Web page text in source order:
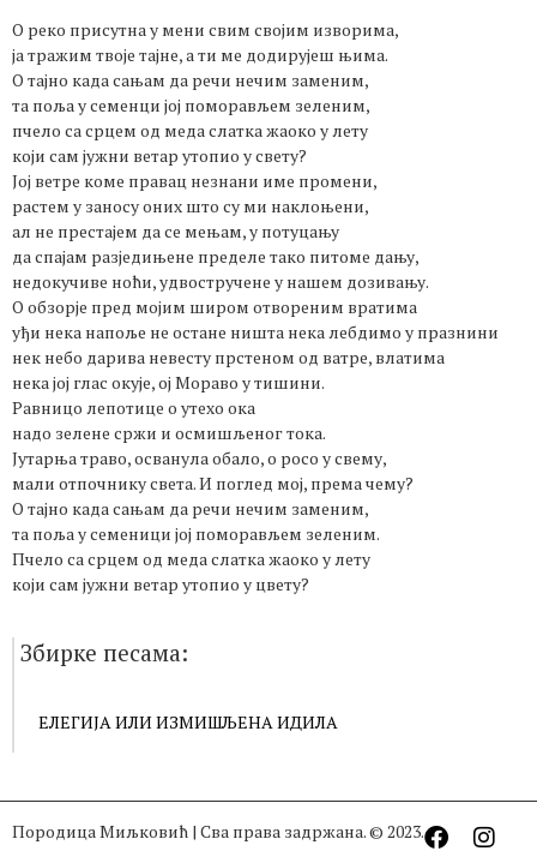
О реко присутна у мени свим својим изворима,
ја тражим твоје тајне, а ти ме додирујеш њима.
О тајно када сањам да речи нечим заменим,
та поља у семенци јој поморављем зеленим,
пчело са срцем од меда слатка жаоко у лету
који сам јужни ветар утопио у свету?
Јој ветре коме правац незнани име промени,
растем у заносу оних што су ми наклоњени,
ал не престајем да се мењам, у потуцању
да спајам разједињене пределе тако питоме дању,
недокучиве ноћи, удвостручене у нашем дозивању.
О обзорје пред мојим широм отвореним вратима
уђи нека напоље не остане ништа нека лебдимо у празнини
нек небо дарива невесту прстеном од ватре, влатима
нека јој глас окује, ој Мораво у тишини.
Равницо лепотице о утехо ока
надо зелене сржи и осмишљеног тока.
Јутарња траво, осванула обало, о росо у свему,
мали отпочнику света. И поглед мој, према чему?
О тајно када сањам да речи нечим заменим,
та поља у семеници јој поморављем зеленим.
Пчело са срцем од меда слатка жаоко у лету
који сам јужни ветар утопио у цвету?
Збирке песама:
ЕЛЕГИЈА ИЛИ ИЗМИШЉЕНА ИДИЛА
Породица Миљковић | Сва права задржана. © 2023.